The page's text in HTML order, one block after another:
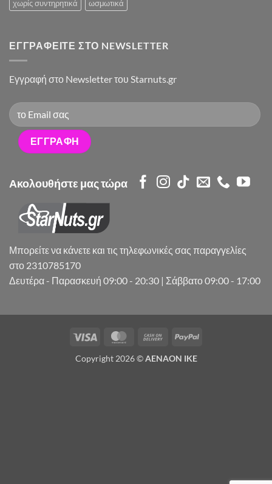
χωρίς συντηρητικά
ωσμωτικά
ΕΓΓΡΑΦΕΊΤΕ ΣΤΟ NEWSLETTER
Eγγραφή στο Newsletter του Starnuts.gr
Ακολουθήστε μας τώρα
Μπορείτε να κάνετε και τις τηλεφωνικές σας παραγγελίες
στο 2310785170
Δευτέρα - Παρασκευή 09:00 - 20:30 | Σάββατο 09:00 - 17:00
Visa MasterCardCash
Delivery
PayPal
Copyright 2026 ©AENAON IKE